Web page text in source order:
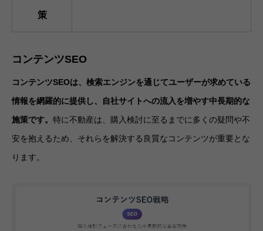
策
コンテンツSEO
コンテンツSEOは、検索エンジンを通じてユーザーが求めている
情報を網羅的に提供し、自社サイトへの流入を増やす中長期的な
施策です。 特に不動産は、購入検討に至るまでに多くの疑問や不
安を抱えるため、それらを解決する良質なコンテンツが重要とな
ります。